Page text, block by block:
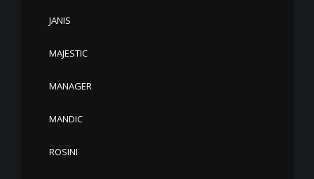
JANIS
MAJESTIC
MANAGER
MANDIC
ROSINI